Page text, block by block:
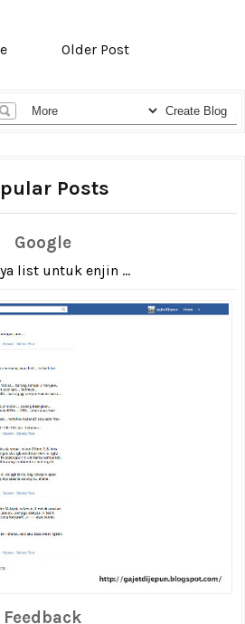
Older Post
Posts
Google
list untuk enjin ...
Feedback